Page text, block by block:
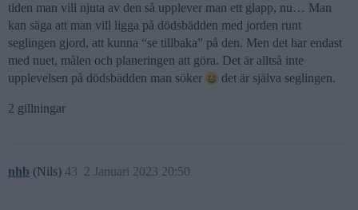
tiden man vill njuta av den så upplever man ett glapp, nu… Man
kan säga att man vill ligga på dödsbädden med jorden runt
seglingen gjord, att kunna “se tillbaka” på den. Men det har endast
med nuet, målen och planeringen att göra. Det är alltså inte
upplevelsen på dödsbädden man söker
det är själva seglingen.
2 gillningar
nhb (Nils) 2 Januari 2023 20:50
43